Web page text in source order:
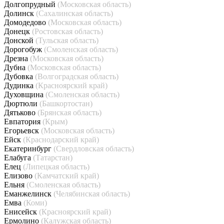
Долгопрудный (Московская область)
Долинск (Сахалинская область)
Домодедово (Московская область)
Донецк (Ростовская область)
Донской (Тульская область)
Дорогобуж (Смоленская область)
Дрезна (Московская область)
Дубна (Московская область)
Дубовка (Волгоградская область)
Дудинка (Красноярский край)
Духовщина (Смоленская область)
Дюртюли (Башкортостан)
Дятьково (Брянская область)
Евпатория (Крым)
Егорьевск (Московская область)
Ейск (Краснодарский край)
Екатеринбург (Свердловская область)
Елабуга (Татарстан)
Елец (Липецкая область)
Елизово (Камчатский край)
Ельня (Смоленская область)
Еманжелинск (Челябинская область)
Емва (Коми)
Енисейск (Красноярский край)
Ермолино (Калужская область)